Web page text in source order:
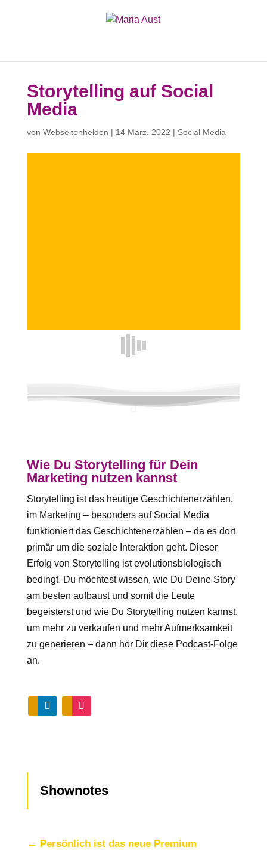
Storytelling auf Social
Media
von Webseitenhelden | 14 März, 2022 | Social Media
Wie Du Storytelling für Dein
Marketing nutzen kannst
Storytelling ist das heutige Geschichtenerzählen,
im Marketing – besonders auf Social Media
funktioniert das Geschichtenerzählen – da es dort
primär um die soziale Interaktion geht. Dieser
Erfolg von Storytelling ist evolutionsbiologisch
bedingt. Du möchtest wissen, wie Du Deine Story
am besten aufbaust und somit die Leute
begeisterst und wie Du Storytelling nutzen kannst,
um mehr zu verkaufen und mehr Aufmerksamkeit
zu generieren – dann hör Dir diese Podcast-Folge
an.
Shownotes
← Persönlich ist das neue Premium